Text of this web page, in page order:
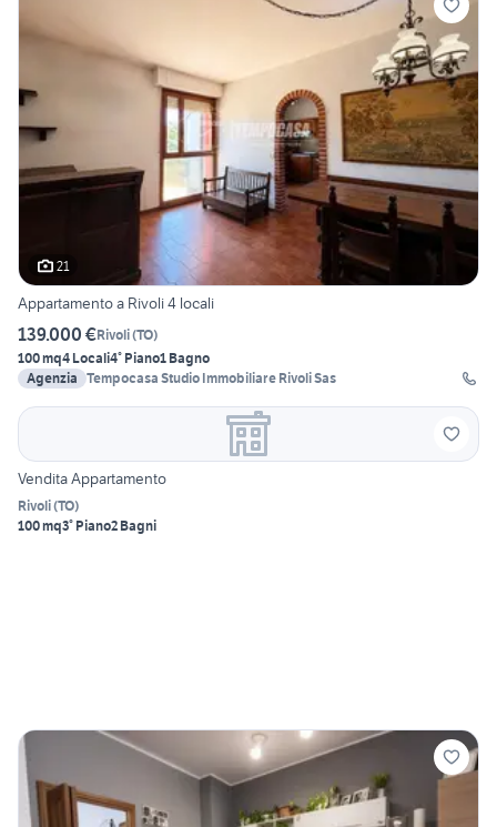
21
Appartamento a Rivoli 4 locali
139.000 €Rivoli(TO)
100 mq4 Locali4° Piano1 Bagno
Agenzia Tempocasa Studio Immobiliare Rivoli Sas
Vendita Appartamento
Rivoli(TO)
100 mq3° Piano2 Bagni